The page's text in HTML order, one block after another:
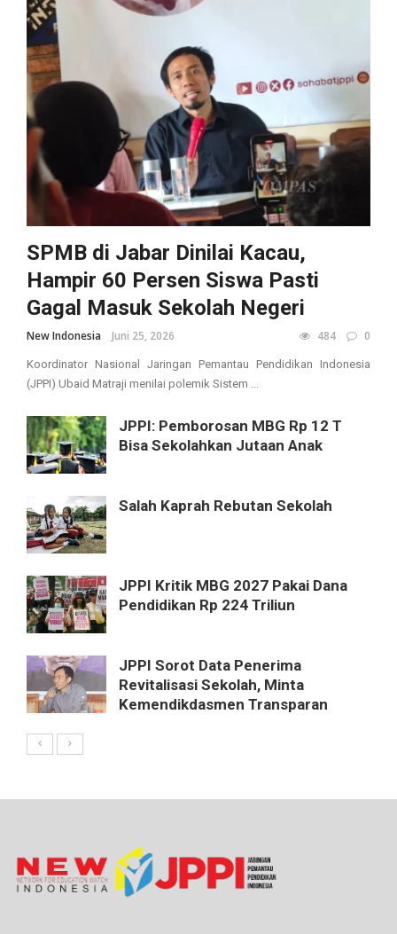
SPMB di Jabar Dinilai Kacau,
Hampir 60 Persen Siswa Pasti
Gagal Masuk Sekolah Negeri
New Indonesia Juni 25, 2026 484 0
Koordinator Nasional Jaringan Pemantau Pendidikan Indonesia
(JPPI) Ubaid Matraji menilai polemik Sistem ...
JPPI: Pemborosan MBG Rp 12 T
Bisa Sekolahkan Jutaan Anak
Salah Kaprah Rebutan Sekolah
JPPI Kritik MBG 2027 Pakai Dana
Pendidikan Rp 224 Triliun
JPPI Sorot Data Penerima
Revitalisasi Sekolah, Minta
Kemendikdasmen Transparan